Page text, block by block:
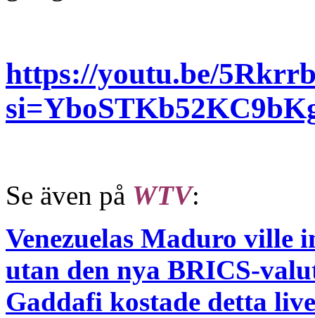
https://youtu.be/
Se även på WTV:
Venezuelas Maduro ville
utan den nya BRICS-
Gaddafi kostade detta